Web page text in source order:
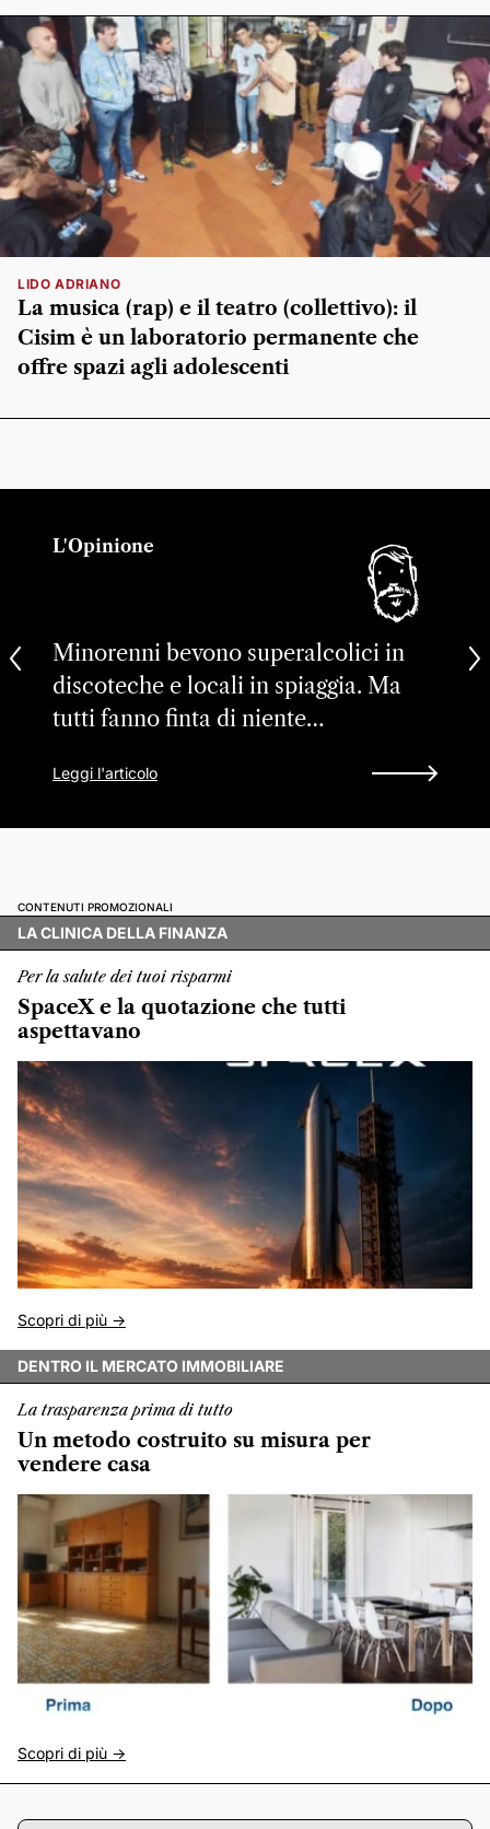
LIDO ADRIANO
La musica (rap) e il teatro (collettivo): il
Cisim è un laboratorio permanente che
offre spazi agli adolescenti
L'Opinione
Minorenni bevono superalcolici in
discoteche e locali in spiaggia. Ma
tutti fanno finta di niente…
Leggi l'articolo
CONTENUTI PROMOZIONALI
LA CLINICA DELLA FINANZA
Per la salute dei tuoi risparmi
SpaceX e la quotazione che tutti
aspettavano
Scopri di più ->
DENTRO IL MERCATO IMMOBILIARE
La trasparenza prima di tutto
Un metodo costruito su misura per
vendere casa
Scopri di più ->